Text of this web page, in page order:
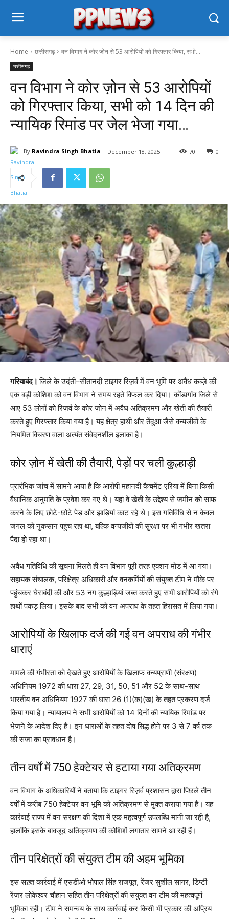
Home छत्तीसगढ़ वन विभाग ने कोर ज़ोन से 53 आरोपियों को गिरफ्तार किया, सभी...
छत्तीसगढ़
वन विभाग ने कोर ज़ोन से 53 आरोपियों
को गिरफ्तार किया, सभी को 14 दिन की
न्यायिक रिमांड पर जेल भेजा गया…
By Ravindra Singh Bhatia December 18, 2025 0
70
गरियाबंद।जिले के उदंती–सीतानदी टाइगर रिज़र्व में वन भूमि पर अवैध कब्ज़े की
एक बड़ी कोशिश को वन विभाग ने समय रहते विफल कर दिया। कोंडागांव जिले से
आए 53 लोगों को रिज़र्व के कोर ज़ोन में अवैध अतिक्रमण और खेती की तैयारी
करते हुए गिरफ्तार किया गया है। यह क्षेत्र हाथी और तेंदुआ जैसे वन्यजीवों के
नियमित विचरण वाला अत्यंत संवेदनशील इलाका है।
कोर ज़ोन में खेती की तैयारी, पेड़ों पर चली कुल्हाड़ी
प्रारंभिक जांच में सामने आया है कि आरोपी महानदी कैचमेंट एरिया में बिना किसी
वैधानिक अनुमति के प्रवेश कर गए थे। यहां वे खेती के उद्देश्य से जमीन को साफ
करने के लिए छोटे-छोटे पेड़ और झाड़ियां काट रहे थे। इस गतिविधि से न केवल
जंगल को नुकसान पहुंच रहा था, बल्कि वन्यजीवों की सुरक्षा पर भी गंभीर खतरा
पैदा हो रहा था।
अवैध गतिविधि की सूचना मिलते ही वन विभाग पूरी तरह एक्शन मोड में आ गया।
सहायक संचालक, परिक्षेत्र अधिकारी और वनकर्मियों की संयुक्त टीम ने मौके पर
पहुंचकर घेराबंदी की और 53 नग कुल्हाड़ियां जब्त करते हुए सभी आरोपियों को रंगे
हाथों पकड़ लिया। इसके बाद सभी को वन अपराध के तहत हिरासत में लिया गया।
आरोपियों के खिलाफ दर्ज की गई वन अपराध की गंभीर
धाराएं
मामले की गंभीरता को देखते हुए आरोपियों के खिलाफ वन्यप्राणी (संरक्षण)
अधिनियम 1972 की धारा 27, 29, 31, 50, 51 और 52 के साथ-साथ
भारतीय वन अधिनियम 1927 की धारा 26 (1)(क)(ख) के तहत प्रकरण दर्ज
किया गया है। न्यायालय ने सभी आरोपियों को 14 दिनों की न्यायिक रिमांड पर
भेजने के आदेश दिए हैं। इन धाराओं के तहत दोष सिद्ध होने पर 3 से 7 वर्ष तक
की सजा का प्रावधान है।
तीन वर्षों में 750 हेक्टेयर से हटाया गया अतिक्रमण
वन विभाग के अधिकारियों ने बताया कि टाइगर रिज़र्व प्रशासन द्वारा पिछले तीन
वर्षों में करीब 750 हेक्टेयर वन भूमि को अतिक्रमण से मुक्त कराया गया है। यह
कार्रवाई राज्य में वन संरक्षण की दिशा में एक महत्वपूर्ण उपलब्धि मानी जा रही है,
हालांकि इसके बावजूद अतिक्रमण की कोशिशें लगातार सामने आ रही हैं।
तीन परिक्षेत्रों की संयुक्त टीम की अहम भूमिका
इस सख़्त कार्रवाई में एसडीओ भोपाल सिंह राजपूत, रेंजर सुशील सागर, डिप्टी
रेंजर लोकेश्वर चौहान सहित तीन परिक्षेत्रों की संयुक्त वन टीम की महत्वपूर्ण
भूमिका रही। टीम ने समन्वय के साथ कार्रवाई कर किसी भी प्रकार की अप्रिय